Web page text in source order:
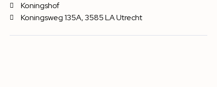
Koningshof
Koningsweg 135A, 3585 LA Utrecht